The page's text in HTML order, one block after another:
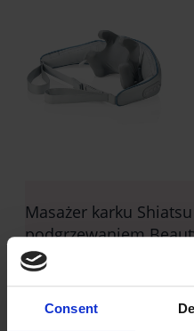
Consent
Masażer karku
podgrzewaniem